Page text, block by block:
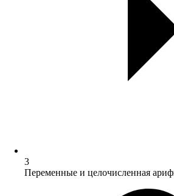
3
Переменные и целочисленная